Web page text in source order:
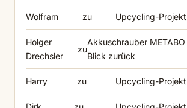
Wolfram zu Upcycling-
Holger
Drechsler
zu
Akkuschrauber METABO
Blick zurück
Harry zu Upcycling-